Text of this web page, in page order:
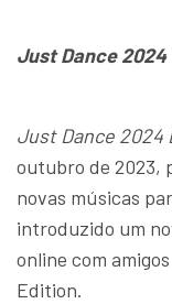
Just Dance
Just Dance 2024
outubro de 2023,
novas músicas
introduzido um
online com
Edition.